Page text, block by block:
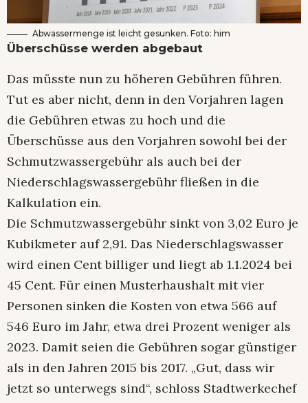
Abwassermenge ist leicht gesunken. Foto: him
Überschüsse werden abgebaut
Das müsste nun zu höheren Gebühren führen.
Tut es aber nicht, denn in den Vorjahren lagen
die Gebühren etwas zu hoch und die
Überschüsse aus den Vorjahren sowohl bei der
Schmutzwassergebühr als auch bei der
Niederschlagswassergebühr fließen in die
Kalkulation ein.
Die Schmutzwassergebühr sinkt von 3,02 Euro je
Kubikmeter auf 2,91. Das Niederschlagswasser
wird einen Cent billiger und liegt ab 1.1.2024 bei
45 Cent. Für einen Musterhaushalt mit vier
Personen sinken die Kosten von etwa 566 auf
546 Euro im Jahr, etwa drei Prozent weniger als
2023. Damit seien die Gebühren sogar günstiger
als in den Jahren 2015 bis 2017. „Gut, dass wir
jetzt so unterwegs sind“, schloss Stadtwerkechef